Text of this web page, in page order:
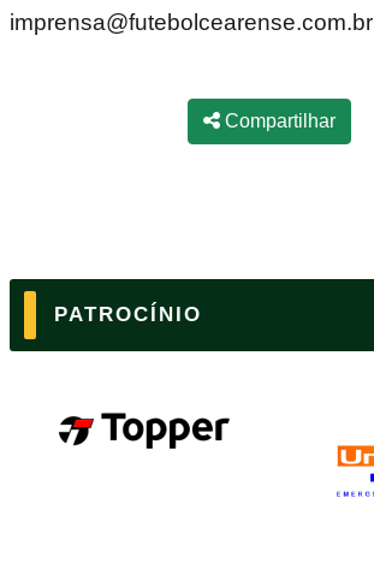
imprensa@futebolcearense.com.br
Compartilhar
PATROCÍNIO